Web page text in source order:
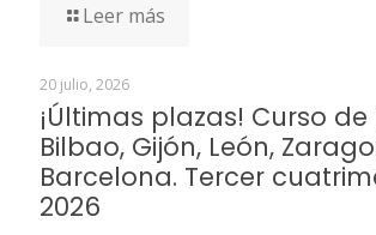
Leer más
20 julio, 2026
¡Últimas plazas! Curso de
Bilbao, Gijón, León,
Barcelona. Tercer
2026